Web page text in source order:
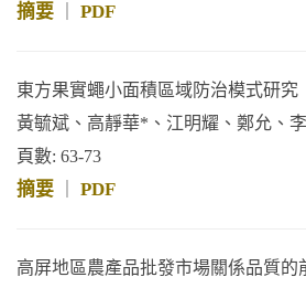
摘要 PDF
東方果實蠅小面積區域防治模式研究
黃毓斌、高靜華*、江明耀、鄭允、李
頁數: 63-73
摘要 PDF
高屏地區農產品批發市場關係品質的